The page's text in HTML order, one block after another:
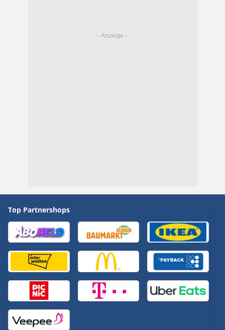
Top Partnershops